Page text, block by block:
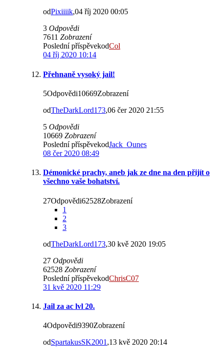
odPixiiiik,04 říj 2020 00:05
3 Odpovědi
7611 Zobrazení
Poslední příspěvekodCol
04 říj 2020 10:14
Přehnaně vysoký jail!
5Odpovědi10669Zobrazení
odTheDarkLord173,06 čer 2020 21:55
5 Odpovědi
10669 Zobrazení
Poslední příspěvekodJack_Ounes
08 čer 2020 08:49
Démonické prachy, aneb jak ze dne na den přijít o
všechno vaše bohatství.
27Odpovědi62528Zobrazení
1
2
3
odTheDarkLord173,30 kvě 2020 19:05
27 Odpovědi
62528 Zobrazení
Poslední příspěvekodChrisC07
31 kvě 2020 11:29
Jail za ac lvl 20.
4Odpovědi9390Zobrazení
odSpartakusSK2001 ,13 kvě 2020 20:14